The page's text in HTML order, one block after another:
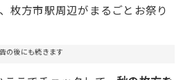
枚方市駅周辺がまるごとお祭り
の後にも続きます